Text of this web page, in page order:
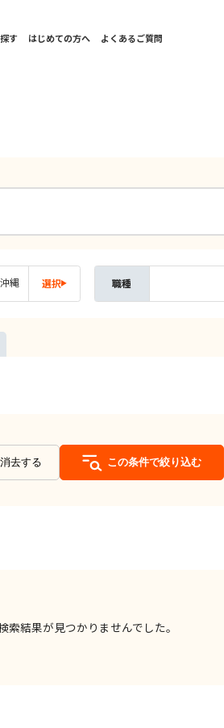
す はじめての方へ よくあるご質問
縄 選択 職種
去する この条件で絞り込む
索結果が見つかりませんでした。